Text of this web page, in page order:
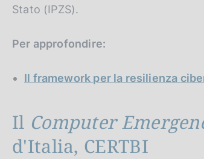
Stato (IPZS).
Per approfondire:
Il framework per la resilienza
Il Computer
d'Italia, CERTBI